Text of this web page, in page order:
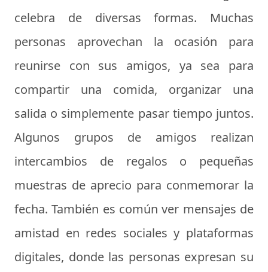
celebra de diversas formas. Muchas
personas aprovechan la ocasión para
reunirse con sus amigos, ya sea para
compartir una comida, organizar una
salida o simplemente pasar tiempo juntos.
Algunos grupos de amigos realizan
intercambios de regalos o pequeñas
muestras de aprecio para conmemorar la
fecha. También es común ver mensajes de
amistad en redes sociales y plataformas
digitales, donde las personas expresan su